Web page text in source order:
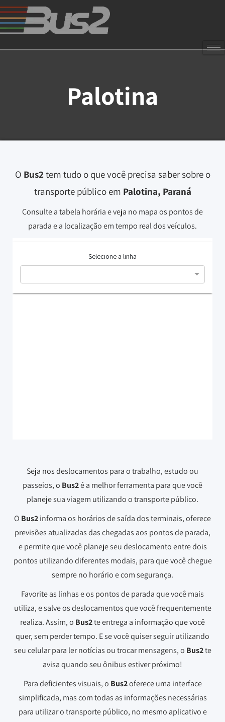
Palotina
O Bus2 tem tudo o que você precisa saber sobre o
transporte público em Palotina, Paraná
Consulte a tabela horária e veja no mapa os pontos de
parada e a localização em tempo real dos veículos.
Seja nos deslocamentos para o trabalho, estudo ou
passeios, o Bus2é a melhor ferramenta para que você
planeje sua viagem utilizando o transporte público.
O Bus2informa os horários de saída dos terminais, oferece
previsões atualizadas das chegadas aos pontos de parada,
e permite que você planeje seu deslocamento entre dois
pontos utilizando diferentes modais, para que você chegue
sempre no horário e com segurança.
Favorite as linhas e os pontos de parada que você mais
utiliza, e salve os deslocamentos que você frequentemente
realiza. Assim, o Bus2te entrega a informação que você
quer, sem perder tempo. E se você quiser seguir utilizando
seu celular para ler notícias ou trocar mensagens, o Bus2te
avisa quando seu ônibus estiver próximo!
Para deficientes visuais, o Bus2oferece uma interface
simplificada, mas com todas as informações necessárias
para utilizar o transporte público, no mesmo aplicativo e